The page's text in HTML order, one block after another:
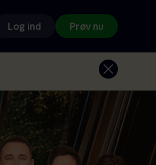
Log ind Prøv nu